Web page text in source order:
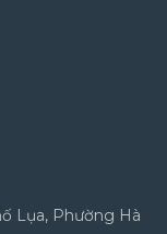
Lụa, Phường Hà